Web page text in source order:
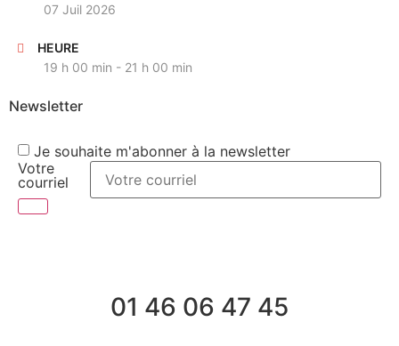
07 Juil 2026
HEURE
19 h 00 min - 21 h 00 min
Newsletter
Je souhaite m'abonner à la newsletter
Votre
courriel
01 46 06 47 45